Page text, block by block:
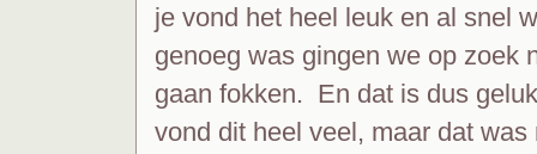
je vond het heel leuk en al snel
genoeg was gingen we op zoek
gaan fokken. En dat is dus
vond dit heel veel, maar dat